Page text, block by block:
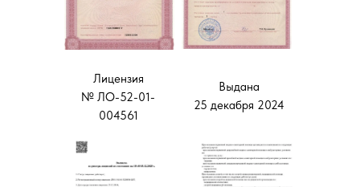
Лицензия
№ ЛО-52-01-
004561
Выдана
25 декабря 2024